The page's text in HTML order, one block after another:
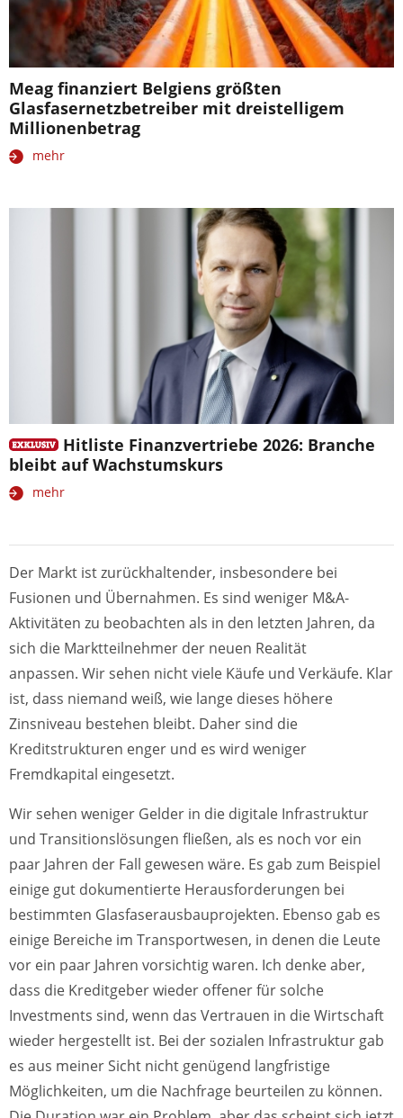
Meag finanziert Belgiens größten
Glasfasernetzbetreiber mit dreistelligem
Millionenbetrag
mehr
Hitliste Finanzvertriebe 2026: Branche
bleibt auf Wachstumskurs
mehr
Der Markt ist zurückhaltender, insbesondere bei
Fusionen und Übernahmen. Es sind weniger M&A-
Aktivitäten zu beobachten als in den letzten Jahren, da
sich die Marktteilnehmer der neuen Realität
anpassen. Wir sehen nicht viele Käufe und Verkäufe. Klar
ist, dass niemand weiß, wie lange dieses höhere
Zinsniveau bestehen bleibt. Daher sind die
Kreditstrukturen enger und es wird weniger
Fremdkapital eingesetzt.
Wir sehen weniger Gelder in die digitale Infrastruktur
und Transitionslösungen fließen, als es noch vor ein
paar Jahren der Fall gewesen wäre. Es gab zum Beispiel
einige gut dokumentierte Herausforderungen bei
bestimmten Glasfaserausbauprojekten. Ebenso gab es
einige Bereiche im Transportwesen, in denen die Leute
vor ein paar Jahren vorsichtig waren. Ich denke aber,
dass die Kreditgeber wieder offener für solche
Investments sind, wenn das Vertrauen in die Wirtschaft
wieder hergestellt ist. Bei der sozialen Infrastruktur gab
es aus meiner Sicht nicht genügend langfristige
Möglichkeiten, um die Nachfrage beurteilen zu können.